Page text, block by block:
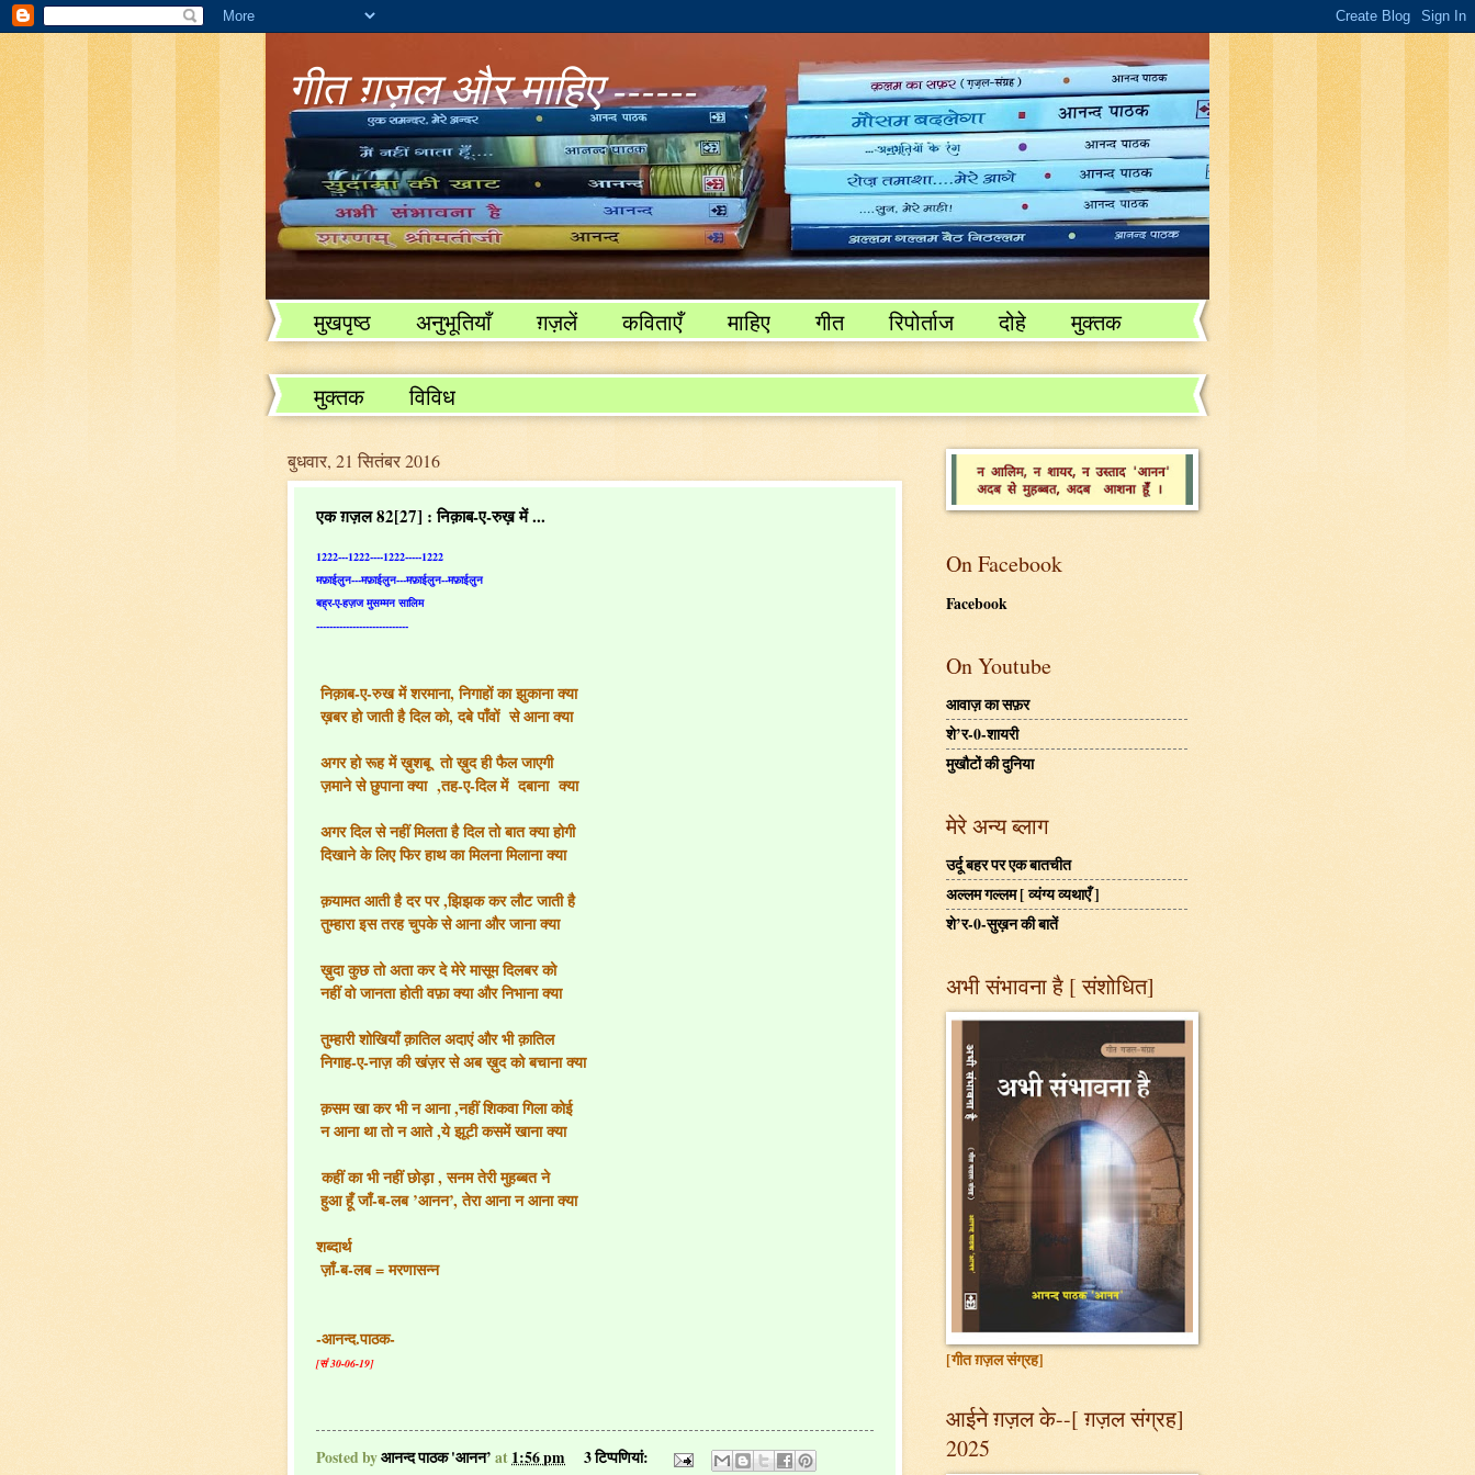
गीत ग़ज़ल और माहिए ------
मुखपृष्ठ अनुभूतियाँ ग़ज़लें कविताएँ माहिए गीत रिपोर्ताज दोहे
मुक्तक
विविध
मुक्तक
विविध
बुधवार, 21 सितंबर 2016
एक ग़ज़ल 82[27] : निक़ाब-ए-रुख़ में ...
1222---1222----1222-----1222
मफ़ाईलुन---मफ़ाईलुन---मफ़ाईलुन--मफ़ाईलुन
बह्र-ए-हज़ज मुसम्मन सालिम
----------------------------
निक़ाब-ए-रुख में शरमाना, निगाहों का झुकाना क्या
ख़बर हो जाती है दिल को, दबे पाँवों से आना क्या
अगर हो रूह में ख़ुशबू तो ख़ुद ही फैल जाएगी
ज़माने से छुपाना क्या ,तह-ए-दिल में दबाना क्या
अगर दिल से नहीं मिलता है दिल तो बात क्या होगी
दिखाने के लिए फिर हाथ का मिलना मिलाना क्या
क़यामत आती है दर पर ,झिझक कर लौट जाती है
तुम्हारा इस तरह चुपके से आना और जाना क्या
ख़ुदा कुछ तो अता कर दे मेरे मासूम दिलबर को
नहीं वो जानता होती वफ़ा क्या और निभाना क्या
तुम्हारी शोखियाँ क़ातिल अदाएं और भी क़ातिल
निगाह-ए-नाज़ की खंज़र से अब ख़ुद को बचाना क्या
क़सम खा कर भी न आना ,नहीं शिकवा गिला कोई
न आना था तो न आते ,ये झूटी कसमें खाना क्या
कहीं का भी नहीं छोड़ा , सनम तेरी मुहब्बत ने
हुआ हूँ जाँ-ब-लब ’आनन’, तेरा आना न आना क्या
शब्दार्थ
ज़ाँ-ब-लब = मरणासन्न
-आनन्द.पाठक-
[सं 30-06-19]
Posted byआनन्द पाठक 'आनन’ at1:56 pm 3 टिप्‍पणियां:
On Facebook
Facebook
On Youtube
आवाज़ का सफ़र
शे’र-0-शायरी
मुखौटों की दुनिया
मेरे अन्य ब्लाग
उर्दू बहर पर एक बातचीत
अल्लम गल्लम [ व्यंग्य व्यथाएँ ]
शे’र-0-सुख़न की बातें
अभी संभावना है [ संशोधित]
[गीत ग़ज़ल संग्रह]
आईने ग़ज़ल के--[ ग़ज़ल संग्रह]
2025